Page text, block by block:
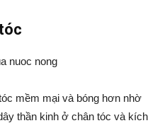
mềm mại và bóng hơn nhờ
thần kinh ở chân tóc và kích